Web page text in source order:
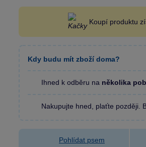
Koupí produktu
Kdy budu mít zboží doma?
Ihned k odběru na několika
Nakupujte hned, plaťte později.
Pohlídat psem